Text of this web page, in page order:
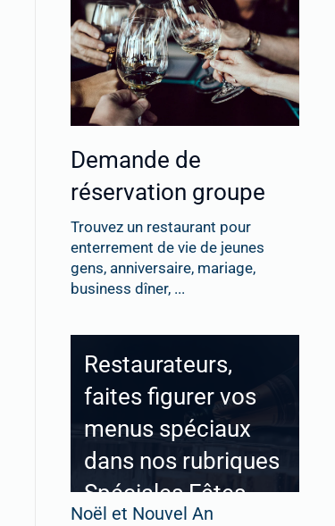
Demande de
réservation groupe
Trouvez un restaurant pour
enterrement de vie de jeunes
gens, anniversaire, mariage,
business dîner, ...
Restaurateurs,
faites figurer vos
menus spéciaux
dans nos rubriques
Spéciales Fêtes
Noël et Nouvel An